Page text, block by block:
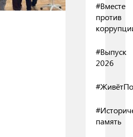
#Вместе
против
#Выпуск
2026
память